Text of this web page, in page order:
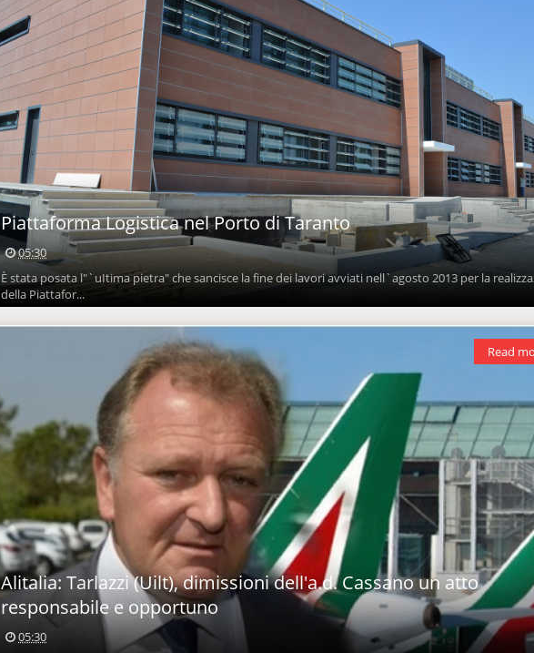
Piattaforma Logistica nel Porto di Taranto
05:30
È stata posata l"`uItima pietra" che sancisce la fine dei lavori avviati nell`agosto 2013 per la
della Piattafor...
Alitalia: Tarlazzi (Uilt), dimissioni dell'a.d. Cassano un atto
responsabile e opportuno
05:30
Read